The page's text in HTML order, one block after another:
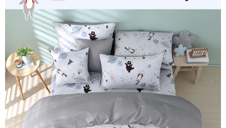
「AFTEE先享後付」，若未經同意申辦者引起之損失，本公司不負相關責
４．使用「AFTEE先享後付」時，將依據個別帳號之用戶狀況，依本公司即
時審查核予不同之上限額度；若仍有額度不足之情形，本公司將視審查結果
請求用戶進行身份認證。
５．嚴禁一人註冊多個帳號或使用他人資訊註冊。若發現惡意使用之情形，
恩沛科技股份有限公司將有權停止該用戶之使用額度並採取法律行動。